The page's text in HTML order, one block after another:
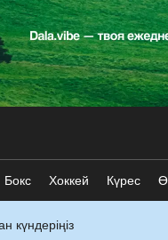
Бокс Хоккей Күрес
күндеріңіз